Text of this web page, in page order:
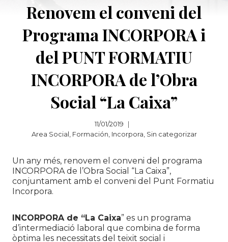
Renovem el conveni del
Programa INCORPORA i
del PUNT FORMATIU
INCORPORA de l’Obra
Social “La Caixa”
11/01/2019
Area Social , Formación, Incorpora, Sin categorizar
Un any més, renovem el conveni del programa
INCORPORA de l’Obra Social “La Caixa”,
conjuntament amb el conveni del Punt Formatiu
Incorpora.
INCORPORA de “La Caixa” es un programa
d’intermediació laboral que combina de forma
òptima les necessitats del teixit social i